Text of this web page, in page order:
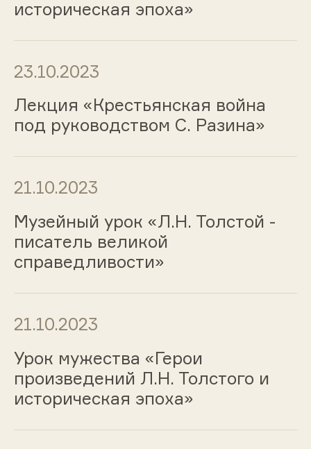
историческая эпоха»
23.10.2023
Лекция «Крестьянская война
под руководством С. Разина»
21.10.2023
Музейный урок «Л.Н. Толстой -
писатель великой
справедливости»
21.10.2023
Урок мужества «Герои
произведений Л.Н. Толстого и
историческая эпоха»